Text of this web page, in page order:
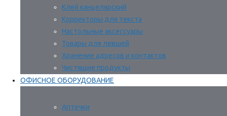
Клей канцелярский
Корректоры для текста
Настольные аксессуары
Товары для левшей
Хранение адресов и контактов
Чистящие продукты
ОФИСНОЕ ОБОРУДОВАНИЕ
Аптечки